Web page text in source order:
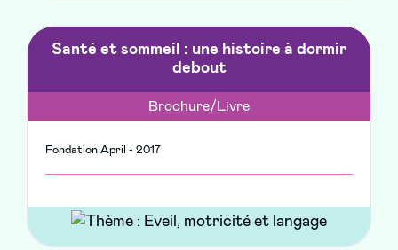
Santé et sommeil : une histoire à dormir
debout
Brochure/Livre
Fondation April - 2017